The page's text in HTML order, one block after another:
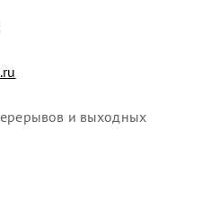
и выходных